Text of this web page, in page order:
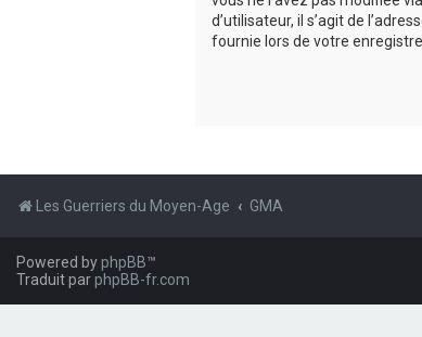
d’utilisateur, il s’agit de
fournie lors de votre
Les Guerriers du Moyen-Age GMA
Powered byphpBB™
Traduit parphpBB-fr.com